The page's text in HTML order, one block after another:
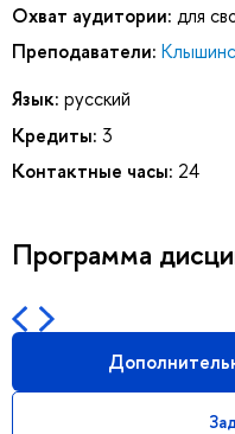
Охват аудитории: для
Преподаватели:
Язык: русский
Кредиты: 3
Контактные часы: 24
Программа